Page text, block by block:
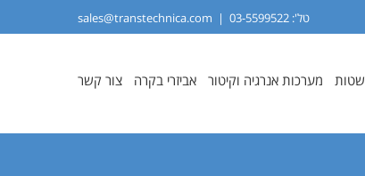
טל': 03-5599522
|
sales@transtechnica.com
מערכות אנרגיה וקיטור אביזרי בקרה צור קשר